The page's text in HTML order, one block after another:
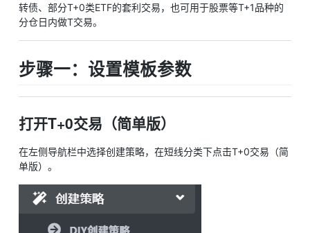
转债、部分T+0类ETF的套利交易，也可用于股票等T+1品种的
分仓日内做T交易。
步骤一：设置模板参数
打开T+0交易（简单版）
在左侧导航栏中选择创建策略，在短线分类下点击T+0交易（简
单版）。